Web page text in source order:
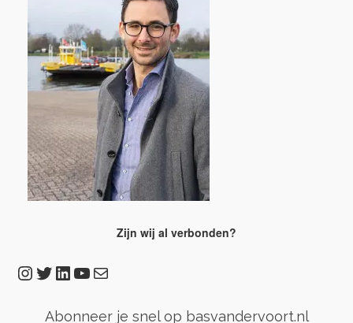
Zijn wij al verbonden?
Instagram
Twitter
LinkedIn
YouTube
E-mail
Abonneer je snel op basvandervoort.nl